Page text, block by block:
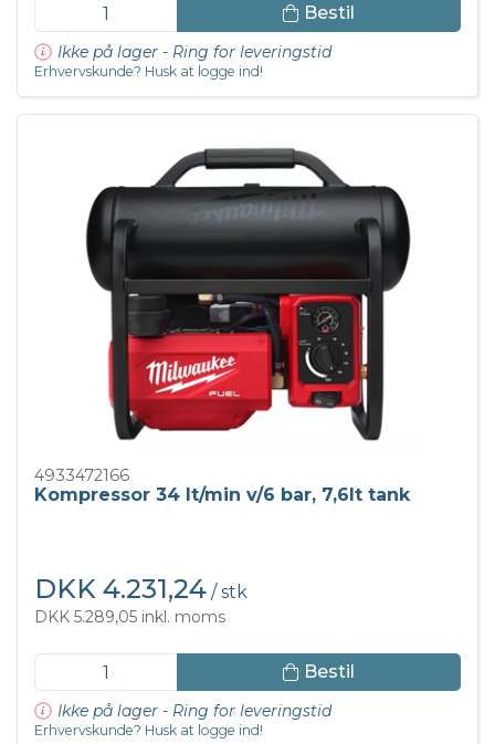
Bestil
Ikke på lager - Ring for leveringstid
Erhvervskunde? Husk at logge ind!
4933472166
Kompressor 34 lt/min v/6 bar, 7,6lt tank
DKK 4.231,24 / stk
DKK 5.289,05 inkl. moms
Bestil
Ikke på lager - Ring for leveringstid
Erhvervskunde? Husk at logge ind!